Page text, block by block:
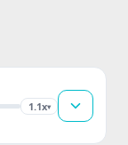
1.1x▾